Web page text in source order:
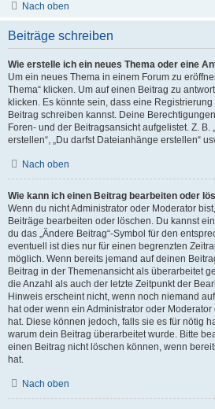
Nach oben
Beiträge schreiben
Wie erstelle ich ein neues Thema oder eine
Um ein neues Thema in einem Forum zu
Thema“ klicken. Um auf einen Beitrag zu
klicken. Es könnte sein, dass eine
Beitrag schreiben kannst. Deine
Foren- und der Beitragsansicht aufgelistet. Z. B.
erstellen“, „Du darfst Dateianhänge erstellen“
Nach oben
Wie kann ich einen Beitrag bearbeiten oder
Wenn du nicht Administrator oder Moderator
Beiträge bearbeiten oder löschen. Du kannst
du das „Ändere Beitrag“-Symbol für den
eventuell ist dies nur für einen begrenzten
möglich. Wenn bereits jemand auf deinen
Beitrag in der Themenansicht als überarbeitet
die Anzahl als auch der letzte Zeitpunkt der
Hinweis erscheint nicht, wenn noch niemand
hat oder wenn ein Administrator oder
hat. Diese können jedoch, falls sie es für nötig
warum dein Beitrag überarbeitet wurde. Bitte
einen Beitrag nicht löschen können, wenn
hat.
Nach oben